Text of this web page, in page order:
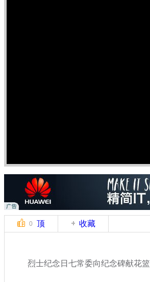
0 顶 收藏
烈士纪念日七常委向纪念碑献花篮